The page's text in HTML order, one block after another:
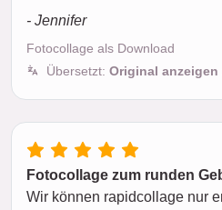
- Jennifer
Fotocollage als Download
Übersetzt: Original anzeigen
Fotocollage zum runden
Wir können rapidcollage nur